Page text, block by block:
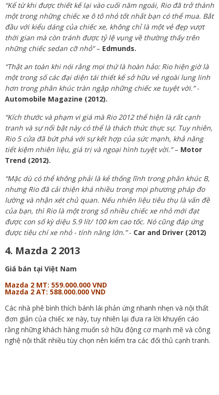
“Kể từ khi được thiết kế lại vào cuối năm ngoái, Rio đã trở thành
một trong những chiếc xe ô tô nhỏ tốt nhất bạn có thể mua. Bắt
đầu với kiểu dáng của chiếc xe, không chỉ là một vẻ đẹp vượt
thời gian mà còn tránh được tỷ lệ vụng về thường thấy trên
những chiếc sedan cỡ nhỏ”– Edmunds.
“Thật an toàn khi nói rằng mọi thứ là hoàn hảo: Rio hiện giờ là
một trong số các đại diện tái thiết kế sở hữu vẻ ngoài lung linh
hơn trong phân khúc tràn ngập những chiếc xe tuyệt vời.”-
Automobile Magazine (2012).
“Kích thước và phạm vi giá mà Rio 2012 thể hiện là rất cạnh
tranh và sự nổi bật này có thể là thách thức thực sự. Tuy nhiên,
Rio 5 cửa đã bứt phá với sự kết hợp của sức mạnh, khả năng
tiết kiệm nhiên liệu, giá trị và ngoại hình tuyệt vời.”– Motor
Trend (2012).
“Mặc dù có thể không phải là kẻ thống lĩnh trong phân khúc B,
nhưng Rio đã cải thiện khá nhiều trong mọi phương pháp đo
lường và nhận xét chủ quan. Nếu nhiên liệu tiêu thụ là vấn đề
của bạn, thì Rio là một trong số nhiều chiếc xe nhỏ mới đạt
được con số kỳ diệu 5.9 lít/ 100 km cao tốc. Nó cũng đáp ứng
được tiêu chí xe nhỏ - tính năng lớn.”- Car and Driver (2012)
4. Mazda 2 2013
Giá bán tại Việt Nam
Mazda 2 MT: 559.000.000 VND
Mazda 2 AT: 588.000.000 VND
Các nhà phê bình thích bánh lái phản ứng nhanh nhẹn và nội thất
đơn giản của chiếc xe này, tuy nhiên lại đưa ra lời khuyến cáo
rằng những khách hàng muốn sở hữu động cơ mạnh mẽ và công
nghệ nội thất nhiều tùy chọn nên kiểm tra các đối thủ cạnh tranh.